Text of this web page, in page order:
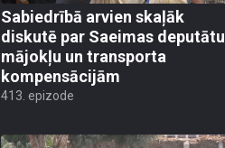
Sabiedrībā arvien skaļāk
diskutē par Saeimas deputātu
mājokļu un transporta
kompensācijām
413. epizode